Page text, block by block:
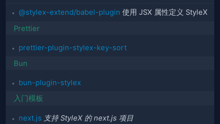
@stylex-extend/babel-plugin 使用 JSX 属性定义 StyleX
Prettier
prettier-plugin-stylex-key-sort
Bun
bun-plugin-stylex
入门模板
next.js 支持 StyleX 的 next.js 项目